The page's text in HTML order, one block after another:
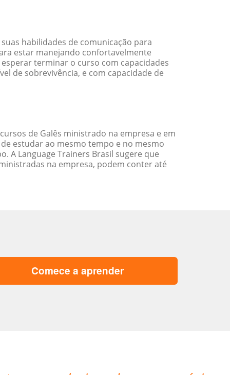
habilidades de comunicação para
estar manejando confortavelmente
terminar o curso com capacidades
de sobrevivência, e com capacidade de
de Galês ministrado na empresa e em
estudar ao mesmo tempo e no mesmo
A Language Trainers Brasil sugere que
na empresa, podem conter até
Comece a aprender